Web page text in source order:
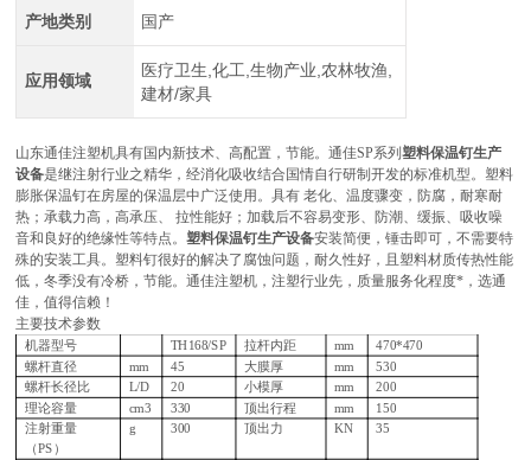
产地类别 国产
应用领域
医疗卫生,化工,生物产业,农林牧渔,
建材/家具
山东通佳注塑机具有国内新技术、高配置，节能。通佳SP系列塑料保温钉生产
设备是继注射行业之精华，经消化吸收结合国情自行研制开发的标准机型。塑料
膨胀保温钉在房屋的保温层中广泛使用。具有 老化、温度骤变，防腐，耐寒耐
热；承载力高，高承压、 拉性能好；加载后不容易变形、防潮、缓振、吸收噪
音和良好的绝缘性等特点。塑料保温钉生产设备安装简便，锤击即可，不需要特
殊的安装工具。塑料钉很好的解决了腐蚀问题，耐久性好，且塑料材质传热性能
低，冬季没有冷桥，节能。通佳注塑机，注塑行业先，质量服务化程度*，选通
佳，值得信赖！
主要技术参数
机器型号 TH168/SP 拉杆内距 mm 470*470
螺杆直径 mm 45 大膜厚 mm
530
螺杆长径比
L/D 20 小模厚 mm
200
理论容量
cm3 330 顶出行程 mm
150
注射重量
（PS）
g 300 顶出力 KN 35